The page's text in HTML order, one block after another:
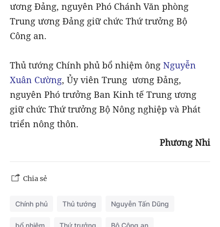
ương Đảng, nguyên Phó Chánh Văn phòng
Trung ương Đảng giữ chức Thứ trưởng Bộ
Công an.
Thủ tướng Chính phủ bổ nhiệm ông Nguyễn
Xuân Cường, Ủy viên Trung ương Đảng,
nguyên Phó trưởng Ban Kinh tế Trung ương
giữ chức Thứ trưởng Bộ Nông nghiệp và Phát
triển nông thôn.
Phương Nhi
Chia sẻ
Chính phủ Thủ tướng Nguyễn Tấn Dũng